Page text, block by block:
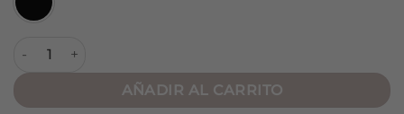
AÑADIR AL CARRITO